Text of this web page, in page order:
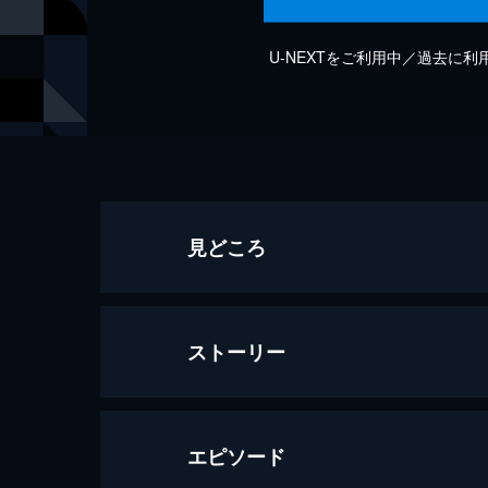
U-NEXTをご利用中／過去に利
見どころ
ストーリー
エピソード